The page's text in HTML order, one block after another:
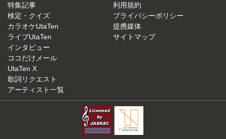
特集記事
検定・クイズ
カラオケUtaTen
ライブUtaTen
インタビュー
ココだけメール
UtaTen X
歌詞リクエスト
アーティスト一覧
利用規約
プライバシーポリシー
提携媒体
サイトマップ